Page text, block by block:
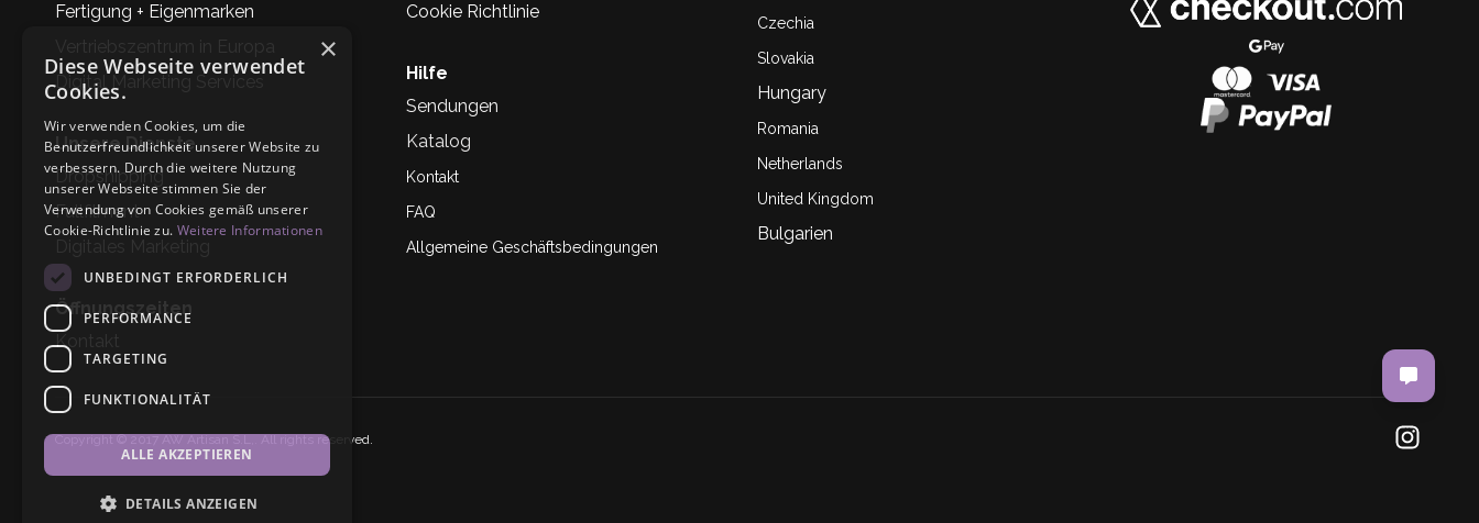
Fertigung + Eigenmarken
Vertriebszentrum in Europa
Digital Marketing Services
Unsere Dienste
Dropshipping
Fullfilment
Digitales Marketing
Öffnungszeiten
Kontakt
Cookie Richtlinie
Hilfe
Sendungen
Katalog
Kontakt
FAQ
Allgemeine Geschäftsbedingungen
Czechia
Slovakia
Hungary
Romania
Netherlands
United Kingdom
Bulgarien
Copyright © 2017 AW Artisan S.L,. All rights reserved.
×
Diese Webseite verwendet
Cookies.
Wir verwenden Cookies, um die
Benutzerfreundlichkeit unserer Website zu
verbessern. Durch die weitere Nutzung
unserer Webseite stimmen Sie der
Verwendung von Cookies gemäß unserer
Cookie-Richtlinie zu. Weitere Informationen
UNBEDINGT ERFORDERLICH
PERFORMANCE
TARGETING
FUNKTIONALITÄT
ALLE AKZEPTIEREN
DETAILS ANZEIGEN